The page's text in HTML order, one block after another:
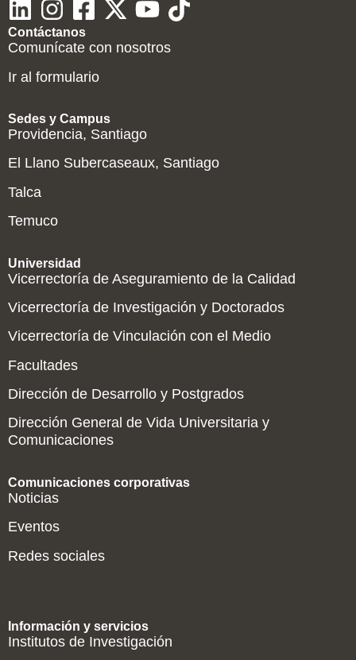
Contáctanos
Comunícate con nosotros
Ir al formulario
Sedes y Campus
Providencia, Santiago
El Llano Subercaseaux, Santiago
Talca
Temuco
Universidad
Vicerrectoría de Aseguramiento de la Calidad
Vicerrectoría de Investigación y Doctorados
Vicerrectoría de Vinculación con el Medio
Facultades
Dirección de Desarrollo y Postgrados
Dirección General de Vida Universitaria y
Comunicaciones
Comunicaciones corporativas
Noticias
Eventos
Redes sociales
Información y servicios
Institutos de Investigación